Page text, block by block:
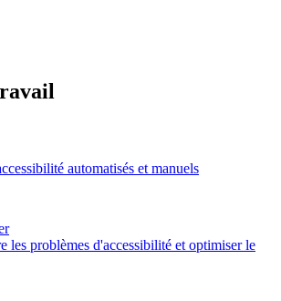
automatisés et manuels
les problèmes d'accessibilité et optimiser le